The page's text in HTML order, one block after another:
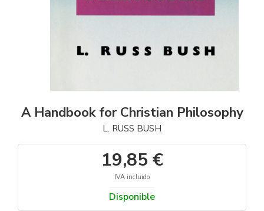
A Handbook for Christian Philosophy
L. RUSS BUSH
19,85 €
IVA incluido
Disponible